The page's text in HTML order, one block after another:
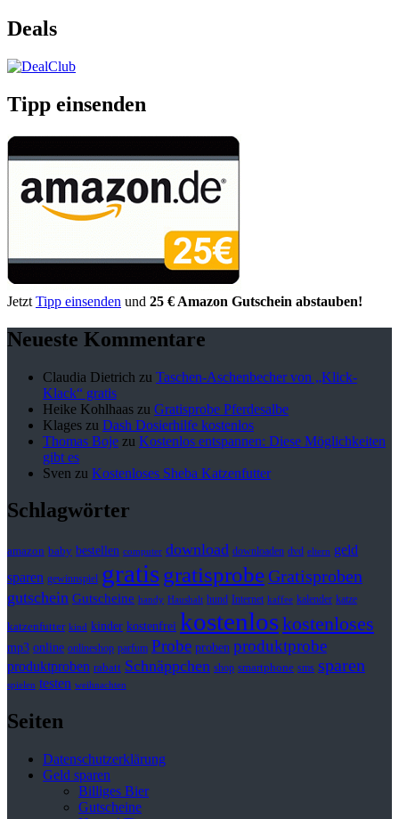
Deals
Tipp einsenden
Jetzt Tipp einsenden und 25 € Amazon Gutschein abstauben!
Neueste Kommentare
Claudia Dietrich zu Taschen-Aschenbecher von „Klick-
Klack“ gratis
Heike Kohlhaas zu Gratisprobe Pferdesalbe
Klages zu Dash Dosierhilfe kostenlos
Thomas Boje zu Kostenlos entspannen: Diese Möglichkeiten
gibt es
Sven zu Kostenloses Sheba Katzenfutter
Schlagwörter
amazon baby bestellen computer download downloaden dvd eltern geld
sparen gewinnspiel gratisgratisprobeGratisproben
gutschein Gutscheine handy Haushalt hund Internet kaffee kalender katze
katzenfutter kind kinder kostenfrei kostenloskostenloses
mp3 online onlineshop parfum Probe proben produktprobe
produktproben rabatt Schnäppchen shop smartphone sms sparen
spielen testen weihnachten
Seiten
Datenschutzerklärung
Geld sparen
Billiges Bier
Gutscheine